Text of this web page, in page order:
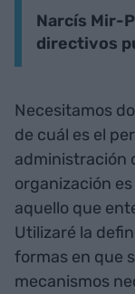
Narcís Mir-
directivos
Necesitamos
de cuál es el
administración
organización
aquello que
Utilizaré la
formas en que
mecanismos